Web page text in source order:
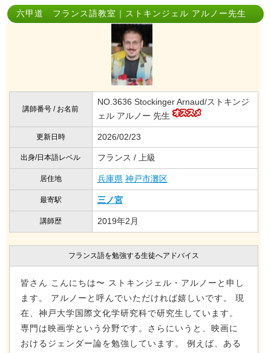
六甲道 フランス語教室｜ストキンジェル アルノー先生
講師番号 / お名前
NO.3636 Stockinger Arnaud/ストキンジ
ェル アルノー 先生
更新日時 2026/02/23
出身/日本語レベル フランス / 上級
居住地 兵庫県 神戸市灘区
最寄駅 三ノ宮
講師歴 2019年2月
フランス語を勉強する生徒へアドバイス
皆さん こんにちは〜 ストキンジェル・アルノーと申し
ます。 アルノーと呼んでいただければ嬉しいです。 現
在、神戸大学国際文化学研究科で研究生しています。
専門は映画学という分野です。さらにいうと、映画に
おけるジェンダー論を勉強しています。 例えば、ある